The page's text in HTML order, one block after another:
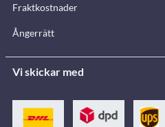
Fraktkostnader
Ångerrätt
Vi skickar med